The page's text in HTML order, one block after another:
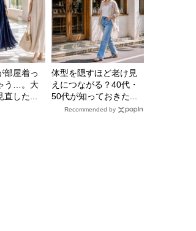
部屋着っ
う…。大
直した...
体型を隠すほど老け見
えにつながる？40代・
50代が知っておきた...
Recommended by